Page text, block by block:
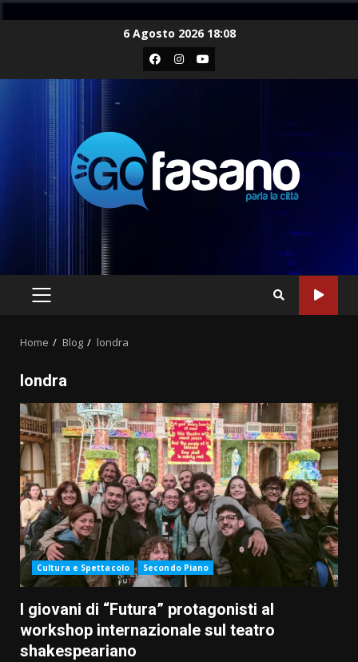
6 Agosto 2026 18:08
Facebook
Instagram
Youtube
PRIMARY
Home Blog londra
londra
Cultura e Spettacolo Secondo Piano
I giovani di “Futura” protagonisti al
workshop internazionale sul teatro
shakespeariano